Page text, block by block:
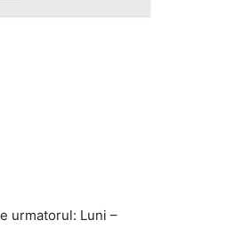
urmatorul: Luni –